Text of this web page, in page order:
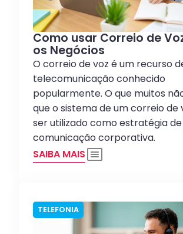
Como usar Correio de
os Negócios
O correio de voz é um recurso
telecomunicação conhecido
popularmente. O que muitos
que o sistema de um correio de
ser utilizado como estratégia de
comunicação corporativa.
SAIBA MAIS
TELEFONIA